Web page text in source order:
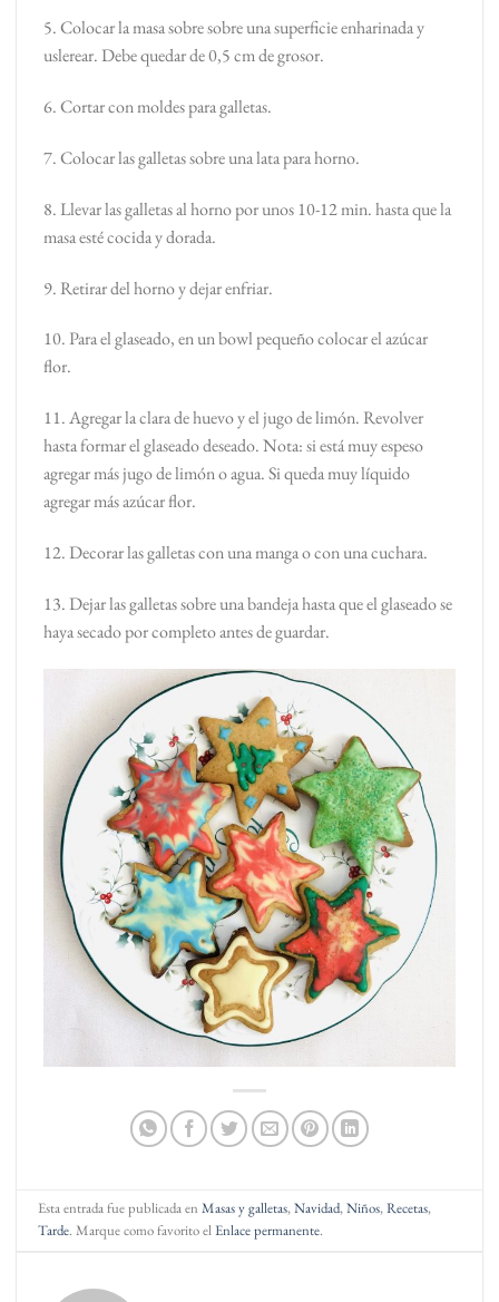
5. Colocar la masa sobre sobre una superficie enharinada y
uslerear. Debe quedar de 0,5 cm de grosor.
6. Cortar con moldes para galletas.
7. Colocar las galletas sobre una lata para horno.
8. Llevar las galletas al horno por unos 10-12 min. hasta que la
masa esté cocida y dorada.
9. Retirar del horno y dejar enfriar.
10. Para el glaseado, en un bowl pequeño colocar el azúcar
flor.
11. Agregar la clara de huevo y el jugo de limón. Revolver
hasta formar el glaseado deseado. Nota: si está muy espeso
agregar más jugo de limón o agua. Si queda muy líquido
agregar más azúcar flor.
12. Decorar las galletas con una manga o con una cuchara.
13. Dejar las galletas sobre una bandeja hasta que el glaseado se
haya secado por completo antes de guardar.
Esta entrada fue publicada enMasas y galletas,Navidad,Niños,Recetas,
Tarde. Marque como favorito elEnlace permanente.